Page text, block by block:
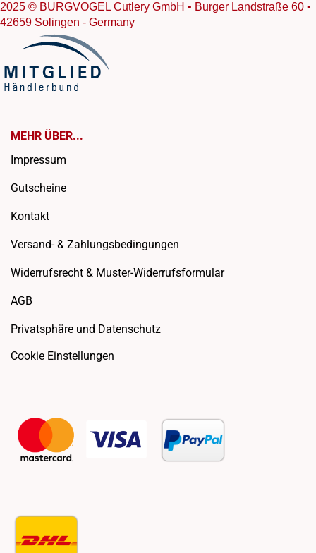
2025 © BURGVOGEL Cutlery GmbH • Burger Landstraße 60 •
42659 Solingen - Germany
MEHR ÜBER...
Impressum
Gutscheine
Kontakt
Versand- & Zahlungsbedingungen
Widerrufsrecht & Muster-Widerrufsformular
AGB
Privatsphäre und Datenschutz
Cookie Einstellungen